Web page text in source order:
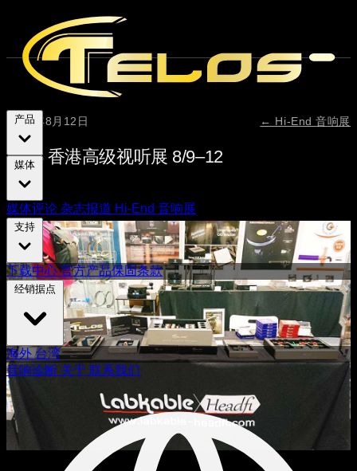
媒体评论 杂志报道 Hi-End 音响展
下载中心官方产品保固条款
海外台湾
音响诊断 关于 联系我们
2018年8月12日 ← Hi-End 音响展
2018 香港高级视听展 8/9–12